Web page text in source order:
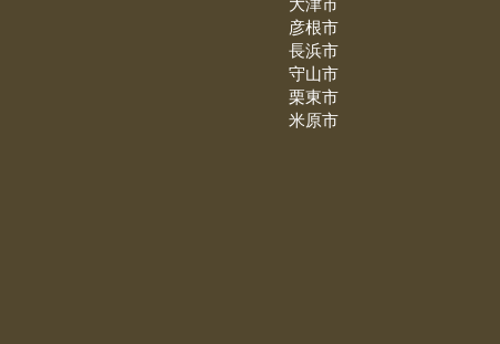
彦根市
長浜市
守山市
栗東市
米原市